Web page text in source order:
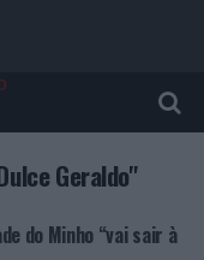
Geraldo"
do Minho “vai sair à